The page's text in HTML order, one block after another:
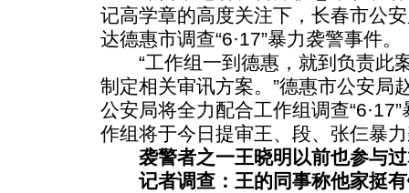
记高学章的高度关注下，长春市公
达德惠市调查“6·17”暴力袭警事件。
“工作组一到德惠，就到负责此
制定相关审讯方案。”德惠市公安局
公安局将全力配合工作组调查
作组将于今日提审王、段、张仨暴
袭警者之一王晓明以前也参与
记者调查：王的同事称他家挺有